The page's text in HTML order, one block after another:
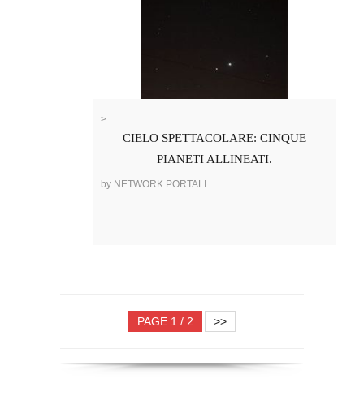
>
CIELO SPETTACOLARE: CINQUE
PIANETI ALLINEATI.
by NETWORK PORTALI
PAGE 1 / 2 >>